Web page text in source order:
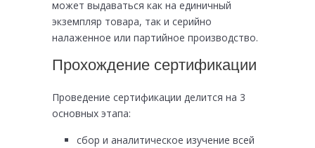
может выдаваться как на единичный
экземпляр товара, так и серийно
налаженное или партийное производство.
Прохождение сертификации
Проведение сертификации делится на 3
основных этапа:
сбор и аналитическое изучение всей